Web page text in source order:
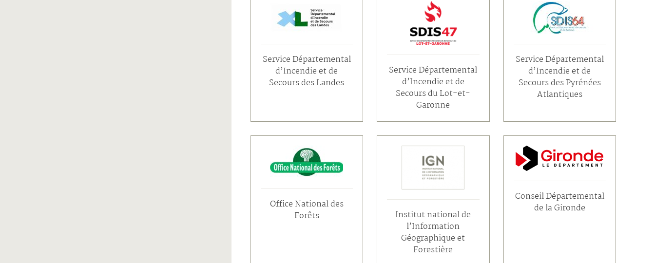
Service Départemental
d’Incendie et de
Secours des Landes
Service Départemental
d’Incendie et de
Secours du Lot-et-
Garonne
Service Départemental
d’Incendie et de
Secours des Pyrénées
Atlantiques
Office National des
Forêts
Institut national de
l’Information
Géographique et
Forestière
Conseil Départemental
de la Gironde